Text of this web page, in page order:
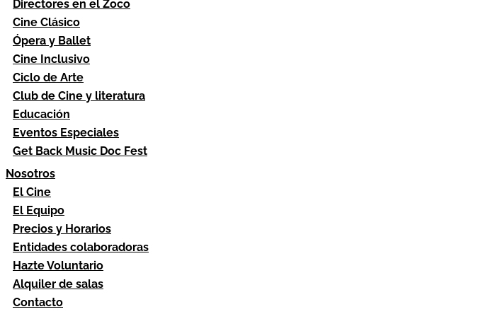
Directores en el Zoco
Cine Clásico
Ópera y Ballet
Cine Inclusivo
Ciclo de Arte
Club de Cine y literatura
Educación
Eventos Especiales
Get Back Music Doc Fest
Nosotros
El Cine
El Equipo
Precios y Horarios
Entidades colaboradoras
Hazte Voluntario
Alquiler de salas
Contacto